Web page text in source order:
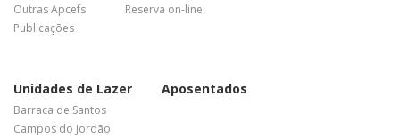
Outras Apcefs
Publicações
Reserva on-line
Unidades de Lazer
Barraca de Santos
Campos do Jordão
Aposentados